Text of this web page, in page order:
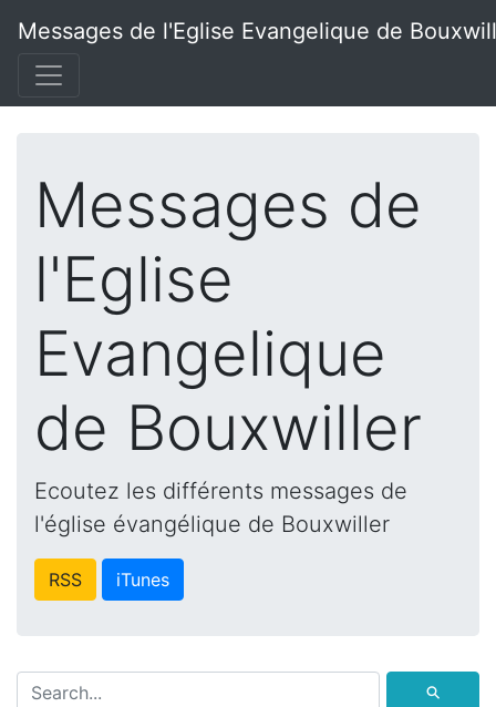
Messages de l'Eglise Evangelique de
Messages de
l'Eglise
Evangelique
de Bouxwiller
Ecoutez les différents messages de
l'église évangélique de Bouxwiller
RSS iTunes
⚲